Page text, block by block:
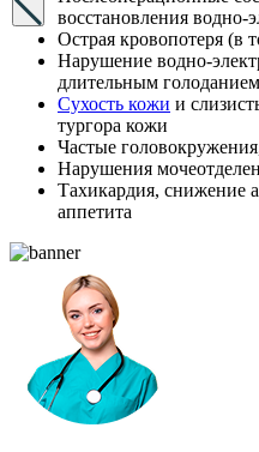
восстановления водно-
Острая кровопотеря (в
Нарушение водно-
длительным голоданием
Сухость кожи и
тургора кожи
Частые
Нарушения
Тахикардия, снижение
аппетита